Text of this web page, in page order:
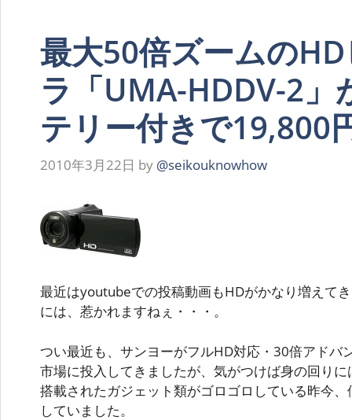
最大50倍ズームの
ラ「UMA-HDDV-2」
テリー付きで19,800
2010年3月22日 by @seikouknowhow
最近はyoutubeでの投稿動画もHDがかなり増えて
には、惹かれますねぇ・・・。
つい最近も、サンヨーがフルHD対応・30倍アドバ
市場に投入してきましたが、気がつけば身の回り
搭載されたガジェット類がゴロゴロしている昨今
していました。